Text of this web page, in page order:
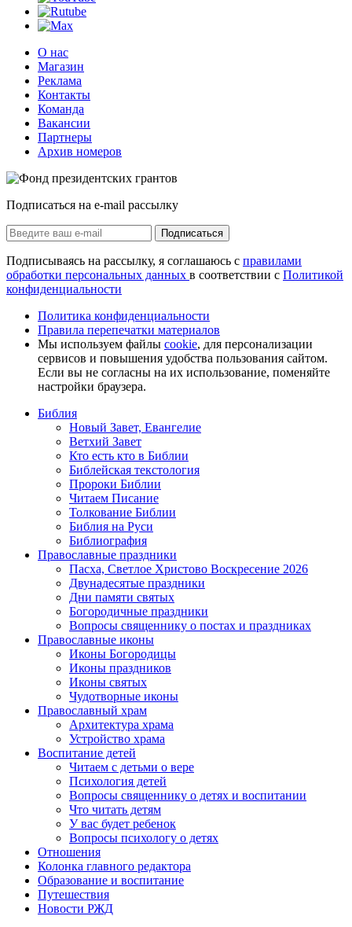
О нас
Магазин
Реклама
Контакты
Команда
Вакансии
Партнеры
Архив номеров
Подписаться на e-mail рассылку
Подписаться
Подписываясь на рассылку, я соглашаюсь с правилами
обработки персональных данных в соответствии с Политикой
конфиденциальности
Политика конфиденциальности
Правила перепечатки материалов
Мы используем файлы cookie, для персонализации
сервисов и повышения удобства пользования сайтом.
Если вы не согласны на их использование, поменяйте
настройки браузера.
Библия
Новый Завет, Евангелие
Ветхий Завет
Кто есть кто в Библии
Библейская текстология
Пророки Библии
Читаем Писание
Толкование Библии
Библия на Руси
Библиография
Православные праздники
Пасха, Светлое Христово Воскресение 2026
Двунадесятые праздники
Дни памяти святых
Богородичные праздники
Вопросы священнику о постах и праздниках
Православные иконы
Иконы Богородицы
Иконы праздников
Иконы святых
Чудотворные иконы
Православный храм
Архитектура храма
Устройство храма
Воспитание детей
Читаем с детьми о вере
Психология детей
Вопросы священнику о детях и воспитании
Что читать детям
У вас будет ребенок
Вопросы психологу о детях
Отношения
Колонка главного редактора
Образование и воспитание
Путешествия
Новости РЖД